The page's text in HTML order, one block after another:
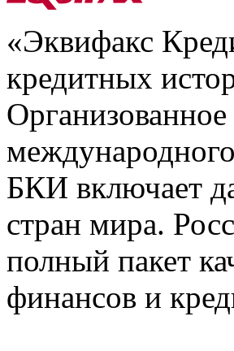
«Эквифакс
кредитных
БКИ включает
стран мира.
полный пакет
финансов и